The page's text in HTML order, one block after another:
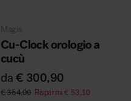
Magis
Cu-Clock orologio a
cucù
da€ 300,90
€354,00 Risparmi€ 53,10